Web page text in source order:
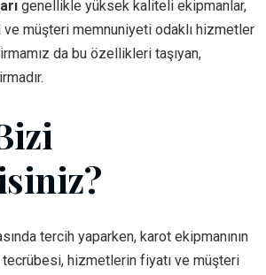
genellikle yüksek kaliteli ekipmanlar,
müşteri memnuniyeti odaklı hizmetler
da bu özellikleri taşıyan,
tercih yaparken, karot ekipmanının
hizmetlerin fiyatı ve müşteri